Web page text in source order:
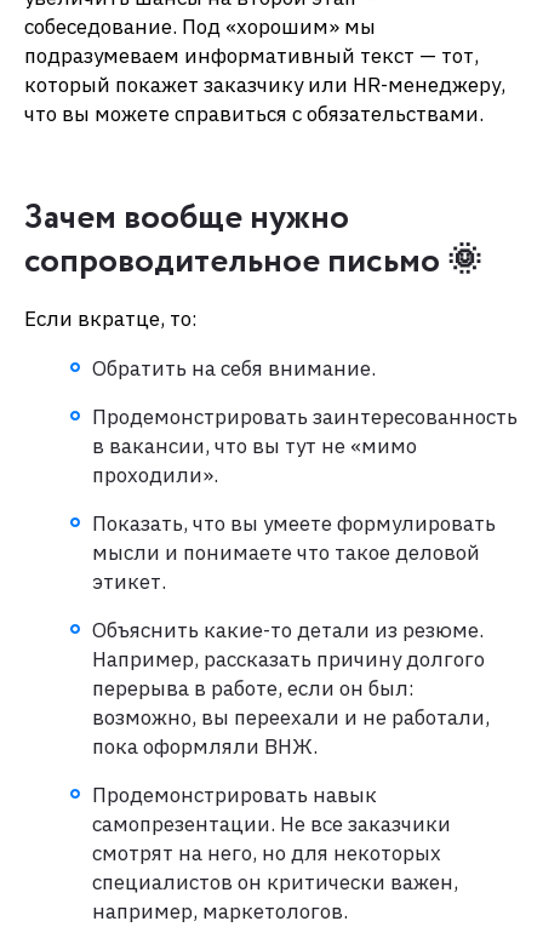
собеседование. Под «хорошим» мы
подразумеваем информативный текст — тот,
который покажет заказчику или HR-менеджеру,
что вы можете справиться с обязательствами.
Зачем вообще нужно
сопроводительное письмо 🌞
Если вкратце, то:
Обратить на себя внимание.
Продемонстрировать заинтересованность
в вакансии, что вы тут не «мимо
проходили».
Показать, что вы умеете формулировать
мысли и понимаете что такое деловой
этикет.
Объяснить какие-то детали из резюме.
Например, рассказать причину долгого
перерыва в работе, если он был:
возможно, вы переехали и не работали,
пока оформляли ВНЖ.
Продемонстрировать навык
самопрезентации. Не все заказчики
смотрят на него, но для некоторых
специалистов он критически важен,
например, маркетологов.